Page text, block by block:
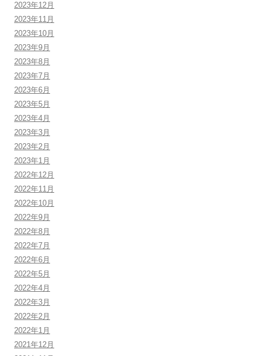
2023年12月
2023年11月
2023年10月
2023年9月
2023年8月
2023年7月
2023年6月
2023年5月
2023年4月
2023年3月
2023年2月
2023年1月
2022年12月
2022年11月
2022年10月
2022年9月
2022年8月
2022年7月
2022年6月
2022年5月
2022年4月
2022年3月
2022年2月
2022年1月
2021年12月